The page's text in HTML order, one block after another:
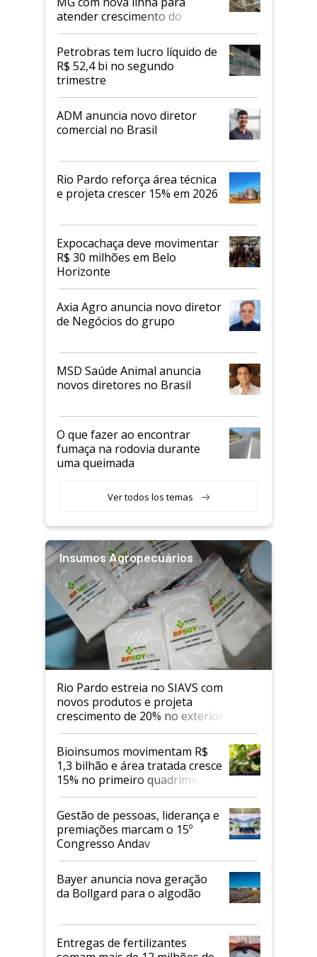
atender crescimento do
mercado de alimentos
proteicos
Petrobras tem lucro líquido de
R$ 52,4 bi no segundo
trimestre
ADM anuncia novo diretor
comercial no Brasil
Rio Pardo reforça área técnica
e projeta crescer 15% em 2026
Expocachaça deve movimentar
R$ 30 milhões em Belo
Horizonte
Axia Agro anuncia novo diretor
de Negócios do grupo
MSD Saúde Animal anuncia
novos diretores no Brasil
O que fazer ao encontrar
fumaça na rodovia durante
uma queimada
Ver todos los temas
Insumos Agropecuários
Rio Pardo estreia no SIAVS com
novos produtos e projeta
crescimento de 20% no exterior
Bioinsumos movimentam R$
1,3 bilhão e área tratada cresce
15% no primeiro quadrimestre
de 2026
Gestão de pessoas, liderança e
premiações marcam o 15º
Congresso Andav
Bayer anuncia nova geração
da Bollgard para o algodão
Entregas de fertilizantes